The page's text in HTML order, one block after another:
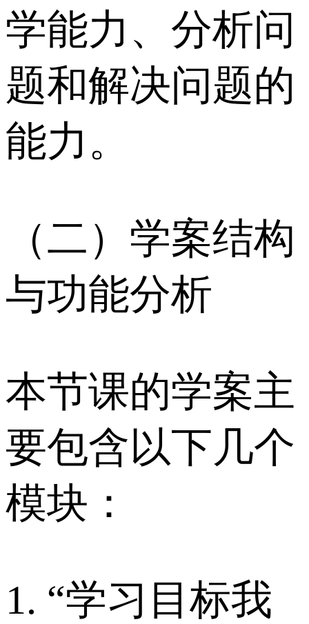
学能力、分析问
题和解决问题的
能力。
（二）学案结构
与功能分析
本节课的学案主
要包含以下几个
模块：
1. “学习目标我